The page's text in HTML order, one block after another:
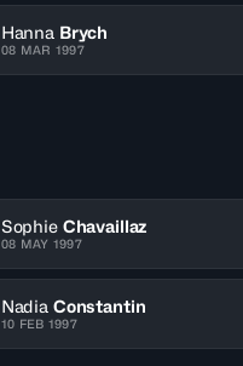
Hanna Brych
08 MAR 1997
Sophie Chavaillaz
08 MAY 1997
Nadia Constantin
10 FEB 1997